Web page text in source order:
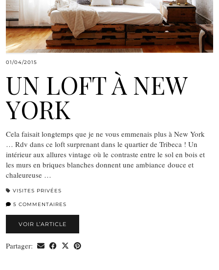
01/04/2015
UN LOFT À NEW
YORK
Cela faisait longtemps que je ne vous emmenais plus à New York
… Rdv dans ce loft surprenant dans le quartier de Tribeca ! Un
intérieur aux allures vintage où le contraste entre le sol en bois et
les murs en briques blanches donnent une ambiance douce et
chaleureuse …
VISITES PRIVÉES
5 COMMENTAIRES
VOIR L’ARTICLE
Partager: